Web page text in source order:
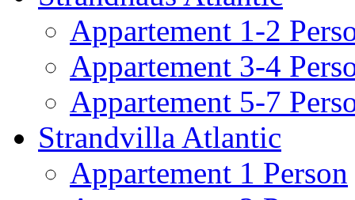
Appartement 1-2
Appartement 3-4
Appartement 5-7
Strandvilla Atlantic
Appartement 1 Person